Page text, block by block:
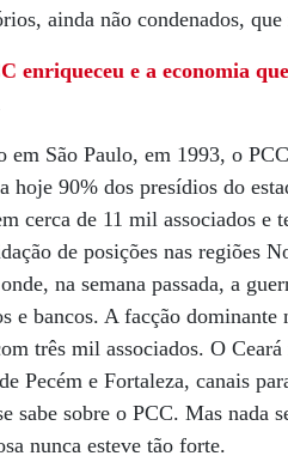
ainda não condenados,
enriqueceu e a economia
em São Paulo, em 1993, o PCC
hoje 90% dos presídios do
cerca de 11 mil associados e
de posições nas regiões
na semana passada, a
e bancos. A facção dominante
três mil associados. O
Pecém e Fortaleza, canais
sabe sobre o PCC. Mas nada
nunca esteve tão forte.